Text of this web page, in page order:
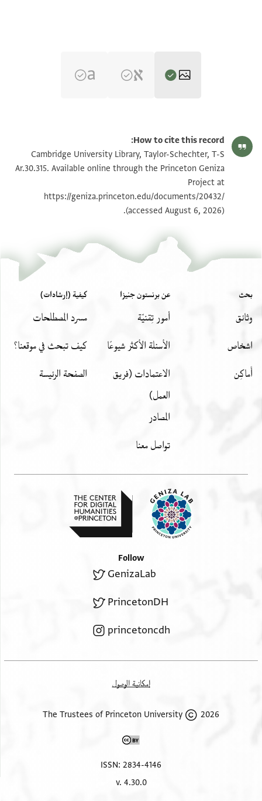
T-S Ar.30.315 1v تكبير و تدوير
بيان أذونات الصورة
How to cite this record:
Cambridge University Library, Taylor-Schechter, T-S
Ar.30.315. Available online through the Princeton Geniza
Project at
https://geniza.princeton.edu/documents/20432/
(accessed August 6, 2026).
بحث
وثائق
اشخاص
أَماكِن
عن برنستون جنيزا
أمور تِقنيّة
الأسئلة الأكثر شيوعًا
الاعتمادات (فريق
العمل)
المصادر
تواصل معنا
كيفية (إرشادات)
مسرد المصطلحات
كيف تبحث في موقعنا؟
الصفحة الرئيسة
Follow
GenizaLab
PrincetonDH
princetoncdh
إمكانية الوصول
2026 The Trustees of Princeton University
ISSN: 2834-4146
v. 4.30.0